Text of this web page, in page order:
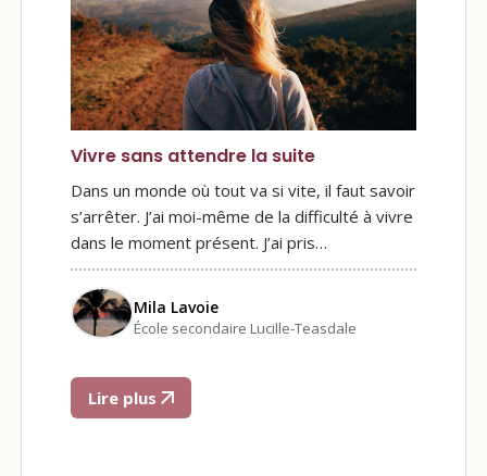
Vivre sans attendre la suite
Dans un monde où tout va si vite, il faut savoir
s’arrêter. J’ai moi-même de la difficulté à vivre
dans le moment présent. J’ai pris…
Mila Lavoie
École secondaire Lucille-Teasdale
Lire plus